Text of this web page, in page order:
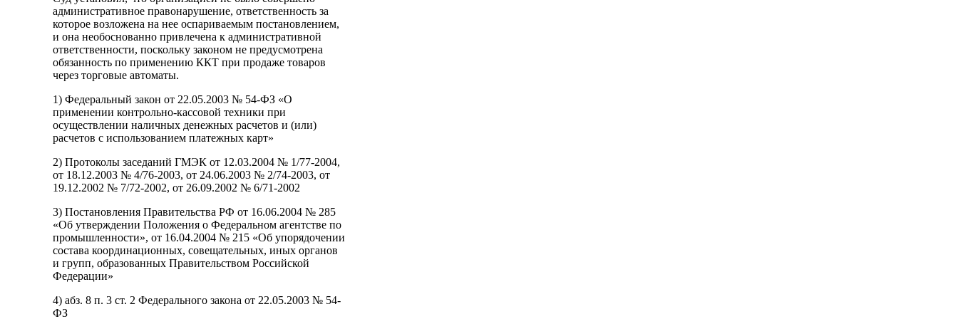
административное правонарушение, ответственность за
которое возложена на нее оспариваемым постановлением,
и она необоснованно привлечена к административной
ответственности, поскольку законом не предусмотрена
обязанность по применению ККТ при продаже товаров
через торговые автоматы.
1) Федеральный закон от 22.05.2003 № 54-ФЗ «О
применении контрольно-кассовой техники при
осуществлении наличных денежных расчетов и (или)
расчетов с использованием платежных карт»
2) Протоколы заседаний ГМЭК от 12.03.2004 № 1/77-2004,
от 18.12.2003 № 4/76-2003, от 24.06.2003 № 2/74-2003, от
19.12.2002 № 7/72-2002, от 26.09.2002 № 6/71-2002
3) Постановления Правительства РФ от 16.06.2004 № 285
«Об утверждении Положения о Федеральном агентстве по
промышленности», от 16.04.2004 № 215 «Об упорядочении
состава координационных, совещательных, иных органов
и групп, образованных Правительством Российской
Федерации»
4) абз. 8 п. 3 ст. 2 Федерального закона от 22.05.2003 № 54-
ФЗ